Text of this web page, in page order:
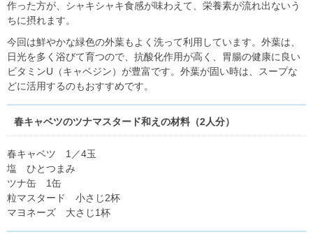
作った方が、シャキシャキ食感が味わえて、栄養素が流れ出ないう
ちに摂れます。
今回は鮮やかな緑色の外葉もよく洗って利用しています。外葉は、
日光を多く浴びて育つので、抗酸化作用が高く、胃腸の健康に良い
ビタミンU（キャベジン）が豊富です。外葉が固い時は、スープな
どに活用するのもおすすめです。
春キャベツのツナマスタード和えの材料（2人分）
春キャベツ 1／4玉
塩 ひとつまみ
ツナ缶 1缶
粒マスタード 小さじ2杯
マヨネーズ 大さじ1杯